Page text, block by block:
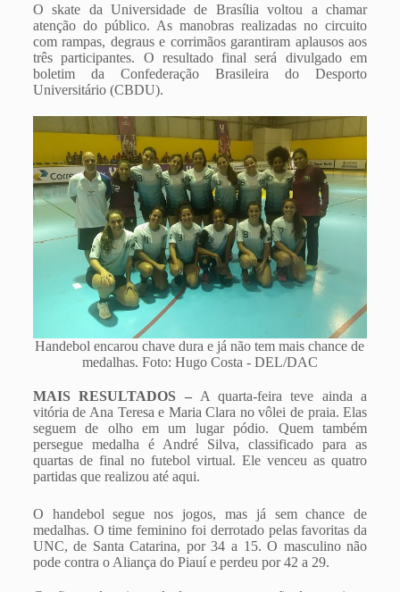
O skate da Universidade de Brasília voltou a chamar
atenção do público. As manobras realizadas no circuito
com rampas, degraus e corrimãos garantiram aplausos aos
três participantes. O resultado final será divulgado em
boletim da Confederação Brasileira do Desporto
Universitário (CBDU).
Handebol encarou chave dura e já não tem mais chance de
medalhas. Foto: Hugo Costa - DEL/DAC
MAIS RESULTADOS –A quarta-feira teve ainda a
vitória de Ana Teresa e Maria Clara no vôlei de praia. Elas
seguem de olho em um lugar pódio. Quem também
persegue medalha é André Silva, classificado para as
quartas de final no futebol virtual. Ele venceu as quatro
partidas que realizou até aqui.
O handebol segue nos jogos, mas já sem chance de
medalhas. O time feminino foi derrotado pelas favoritas da
UNC, de Santa Catarina, por 34 a 15. O masculino não
pode contra o Aliança do Piauí e perdeu por 42 a 29.